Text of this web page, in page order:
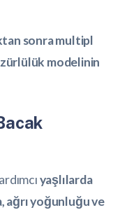
sonra multipl
modelinin
yaşlılarda
ağrı yoğunluğu ve